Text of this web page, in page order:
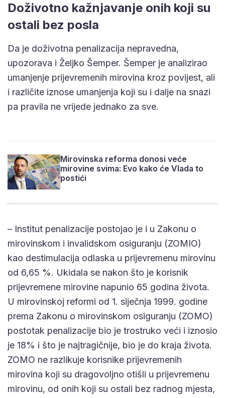
Doživotno kažnjavanje onih koji su
ostali bez posla
Da je doživotna penalizacija nepravedna,
upozorava i Željko Šemper. Šemper je analizirao
umanjenje prijevremenih mirovina kroz povijest, ali
i različite iznose umanjenja koji su i dalje na snazi
pa pravila ne vrijede jednako za sve.
Mirovinska reforma donosi veće
mirovine svima: Evo kako će Vlada to
postići
– Institut penalizacije postojao je i u Zakonu o
mirovinskom i invalidskom osiguranju (ZOMIO)
kao destimulacija odlaska u prijevremenu mirovinu
od 6,65 %. Ukidala se nakon što je korisnik
prijevremene mirovine napunio 65 godina života.
U mirovinskoj reformi od 1. siječnja 1999. godine
prema Zakonu o mirovinskom osiguranju (ZOMO)
postotak penalizacije bio je trostruko veći i iznosio
je 18% i što je najtragičnije, bio je do kraja života.
ZOMO ne razlikuje korisnike prijevremenih
mirovina koji su dragovoljno otišli u prijevremenu
mirovinu, od onih koji su ostali bez radnog mjesta,